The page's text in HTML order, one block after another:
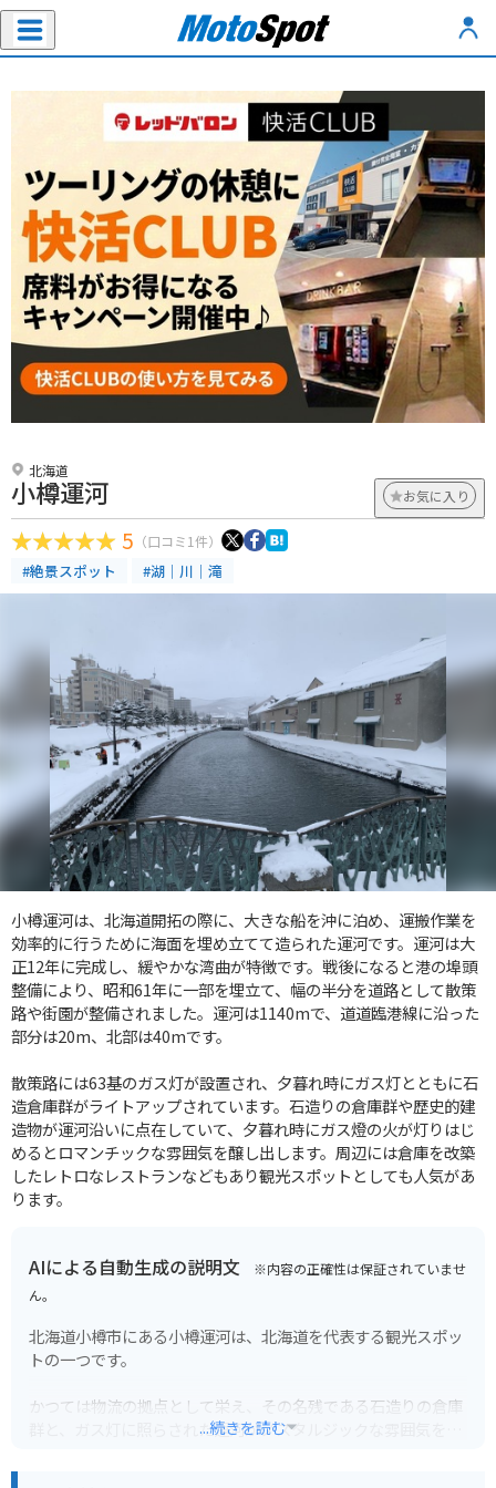
北海道
小樽運河 お気に入り
5 （口コミ1件）
#絶景スポット #湖｜川｜滝
小樽運河は、北海道開拓の際に、大きな船を沖に泊め、運搬作業を
効率的に行うために海面を埋め立てて造られた運河です。運河は大
正12年に完成し、緩やかな湾曲が特徴です。戦後になると港の埠頭
整備により、昭和61年に一部を埋立て、幅の半分を道路として散策
路や街園が整備されました。運河は1140mで、道道臨港線に沿った
部分は20m、北部は40mです。
散策路には63基のガス灯が設置され、夕暮れ時にガス灯とともに石
造倉庫群がライトアップされています。石造りの倉庫群や歴史的建
造物が運河沿いに点在していて、夕暮れ時にガス燈の火が灯りはじ
めるとロマンチックな雰囲気を醸し出します。周辺には倉庫を改築
したレトロなレストランなどもあり観光スポットとしても人気があ
ります。
AIによる自動生成の説明文 ※内容の正確性は保証されていませ
ん。
北海道小樽市にある小樽運河は、北海道を代表する観光スポッ
トの一つです。
かつては物流の拠点として栄え、その名残である石造りの倉庫
群と、ガス灯に照らされた運河がノスタルジックな雰囲気を醸
...続きを読む